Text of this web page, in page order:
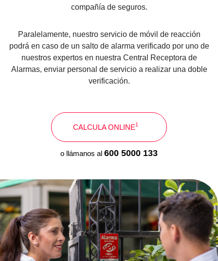
compañía de seguros.
Paralelamente, nuestro servicio de móvil de reacción
podrá en caso de un salto de alarma verificado por uno de
nuestros expertos en nuestra Central Receptora de
Alarmas, enviar personal de servicio a realizar una doble
verificación.
CALCULA ONLINE1
o llámanos al 600 5000 133